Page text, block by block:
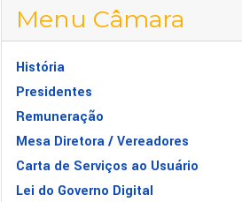
Menu Câmara
História
Presidentes
Remuneração
Mesa Diretora / Vereadores
Carta de Serviços ao Usuário
Lei do Governo Digital